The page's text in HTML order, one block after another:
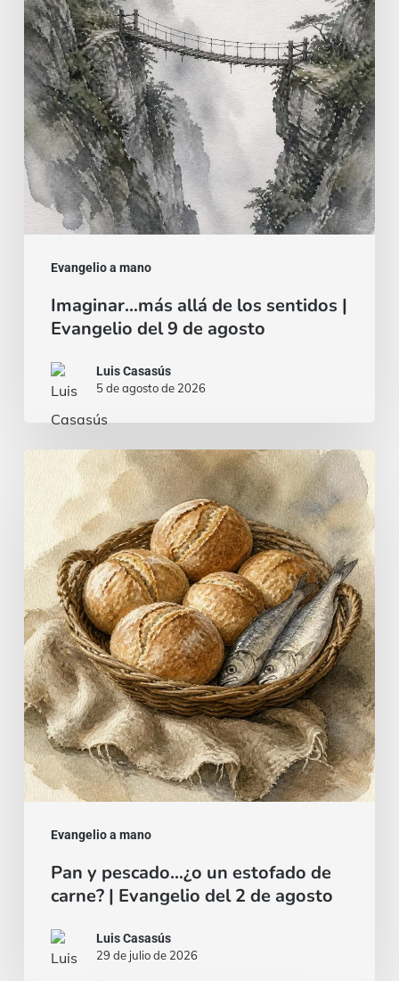
Evangelio a mano
los
sentidos
|
Evangelio
del
9
de
agosto
Imaginar…más allá de los sentidos |
Evangelio del 9 de agosto
Luis Casasús
5 de agosto de 2026
Evangelio a mano
Pan
pescado…
un
estofado
de
carne?
|
Evangelio
del
2
de
agosto
Pan y pescado…¿o un estofado de
carne? | Evangelio del 2 de agosto
Luis Casasús
29 de julio de 2026